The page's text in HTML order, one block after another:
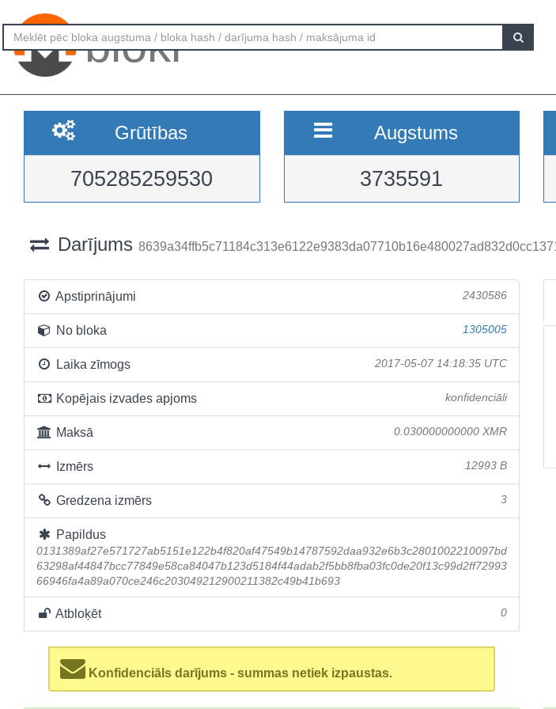
bloki
Grūtības
705285259530
Augstums
3735591
Darījums
Apstiprinājumi 2430586
No bloka 1305005
Laika zīmogs 2017-05-07 14:18:35 UTC
Kopējais izvades apjoms konfidenciāli
Maksā 0.030000000000 XMR
Izmērs 12993 B
Gredzena izmērs 3
Papildus
0131389af27e571727ab5151e122b4f820af47549b14787592daa932e6b3c2801002210097bd
63298af44847bcc77849e58ca84047b123d5184f44adab2f5bb8fba03fc0de20f13c99d2ff72993
66946fa4a89a070ce246c203049212900211382c49b41b693
Atbloķēt 0
Konfidenciāls darījums - summas netiek izpaustas.